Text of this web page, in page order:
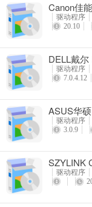
Canon佳
驱动程序
20.10
DELL戴
驱动程序
7.0.4.12
ASUS华
用程序
驱动程序
3.0.9
SZYLINK
驱动程序